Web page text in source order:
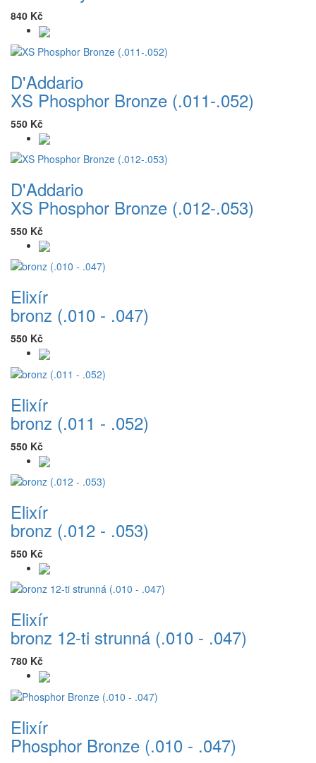
840 Kč
D'Addario
XS Phosphor Bronze (.011-.052)
550 Kč
D'Addario
XS Phosphor Bronze (.012-.053)
550 Kč
Elixír
bronz (.010 - .047)
550 Kč
Elixír
bronz (.011 - .052)
550 Kč
Elixír
bronz (.012 - .053)
550 Kč
Elixír
bronz 12-ti strunná (.010 - .047)
780 Kč
Elixír
Phosphor Bronze (.010 - .047)